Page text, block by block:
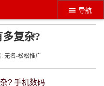
导航
多复杂?
:无名-松松推广